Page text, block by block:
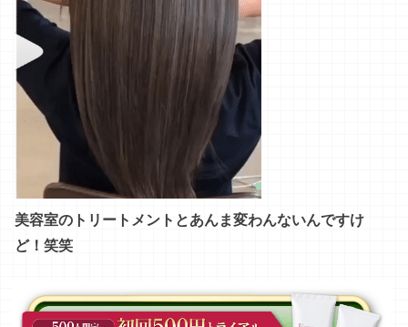
美容室のトリートメントとあんま変わんないんですけ
ど！笑笑